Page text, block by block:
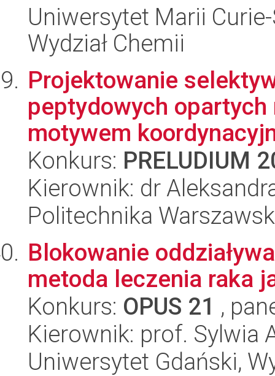
Uniwersytet Marii
Wydział Chemii
Projektowanie
peptydowych
motywem
Konkurs: PRELUDIUM
Kierownik: dr
Politechnika
Blokowanie
metoda leczenia raka
Konkurs: OPUS 21 ,
Kierownik: prof. Sylwia
Uniwersytet Gdański,